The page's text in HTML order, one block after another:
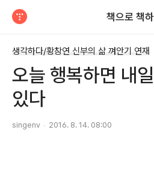
책으로 책
생각하다/황창연 신부의 삶 껴안기 연재
오늘 행복하면 내
있다
singenv 2016. 8. 14. 08:00